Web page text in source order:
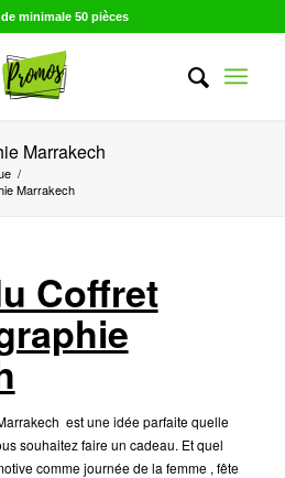
minimale 50 pièces
Marrakech
/
Marrakech
Coffret
est une idée parfaite quelle
souhaitez faire un cadeau. Et quel
comme journée de la femme , fête